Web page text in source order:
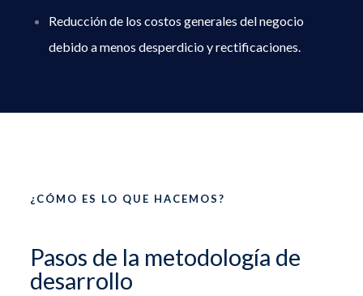
Reducción de los costos generales del negocio
debido a menos desperdicio y rectificaciones.
¿CÓMO ES LO QUE HACEMOS?
Pasos de la metodología de
desarrollo